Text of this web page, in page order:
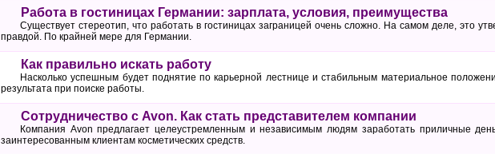
Работа в гостиницах Германии: зарплата, условия, преимущества
Существует стереотип, что работать в гостиницах заграницей очень сложно. На самом деле, это
правдой. По крайней мере для Германии.
Как правильно искать работу
Насколько успешным будет поднятие по карьерной лестнице и стабильным материальное
результата при поиске работы.
Сотрудничество с Avon. Как стать представителем компании
Компания Avon предлагает целеустремленным и независимым людям заработать приличные
заинтересованным клиентам косметических средств.